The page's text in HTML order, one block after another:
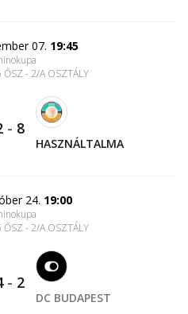
07. 19:45
ŐSZ - 2/A OSZTÁLY
- 8
HASZNÁLTALMA
24. 19:00
ŐSZ - 2/A OSZTÁLY
- 2
DC BUDAPEST